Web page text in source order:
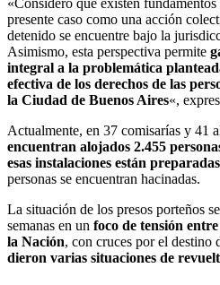
presente caso como una acción
detenido se encuentre bajo la
Asimismo, esta perspectiva permite
integral a la problemática
efectiva de los derechos de las
la Ciudad de Buenos Aires«,
Actualmente, en 37 comisarías y 41
encuentran alojados 2.455
esas instalaciones están
personas se encuentran hacinadas.
La situación de los presos porteños
semanas en un foco de tensión
la Nación, con cruces por el destino
dieron varias situaciones de